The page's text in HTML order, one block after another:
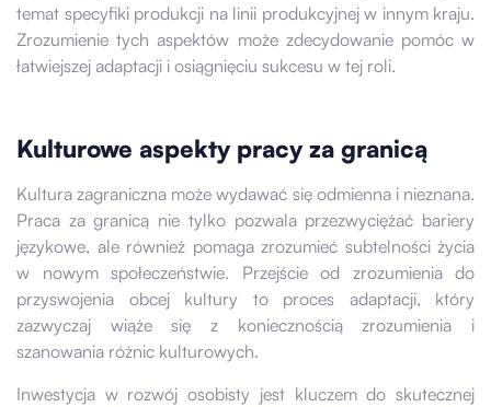
temat specyfiki produkcji na linii produkcyjnej w innym kraju.
Zrozumienie tych aspektów może zdecydowanie pomóc w
łatwiejszej adaptacji i osiągnięciu sukcesu w tej roli.
Kulturowe aspekty pracy za granicą
Kultura zagraniczna może wydawać się odmienna i nieznana.
Praca za granicą nie tylko pozwala przezwyciężać bariery
językowe, ale również pomaga zrozumieć subtelności życia
w nowym społeczeństwie. Przejście od zrozumienia do
przyswojenia obcej kultury to proces adaptacji, który
zazwyczaj wiąże się z koniecznością zrozumienia i
szanowania różnic kulturowych.
Inwestycja w rozwój osobisty jest kluczem do skutecznej